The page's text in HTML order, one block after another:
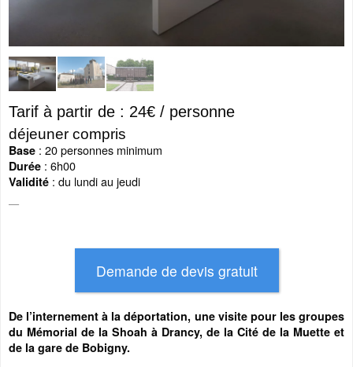
Tarif à partir de : 24€ / personne
déjeuner compris
Base : 20 personnes minimum
Durée : 6h00
Validité : du lundi au jeudi
De l’internement à la déportation, une visite pour les groupes
du Mémorial de la Shoah à Drancy, de la Cité de la Muette et
de la gare de Bobigny.